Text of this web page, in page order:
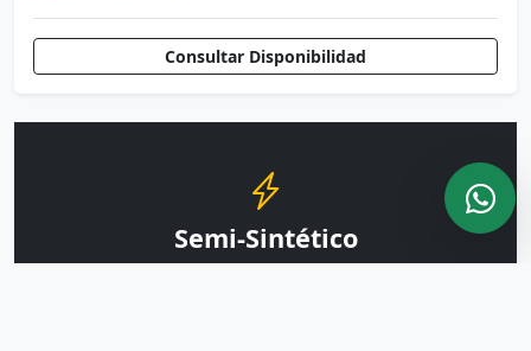
Consultar Disponibilidad
Semi-Sintético